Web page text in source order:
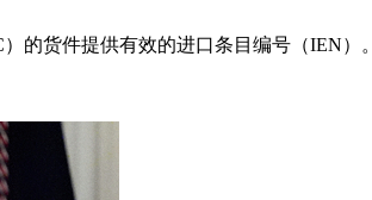
的货件提供有效的进口条目编号（IEN）。